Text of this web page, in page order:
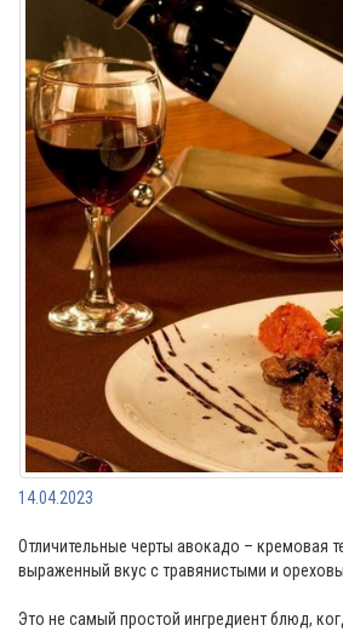
14.04.2023
Отличительные черты авокадо – кремовая
выраженный вкус с травянистыми и
Это не самый простой ингредиент блюд,